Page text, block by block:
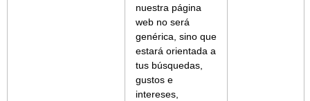
nuestra página
web no será
genérica, sino que
estará orientada a
tus búsquedas,
gustos e
intereses,